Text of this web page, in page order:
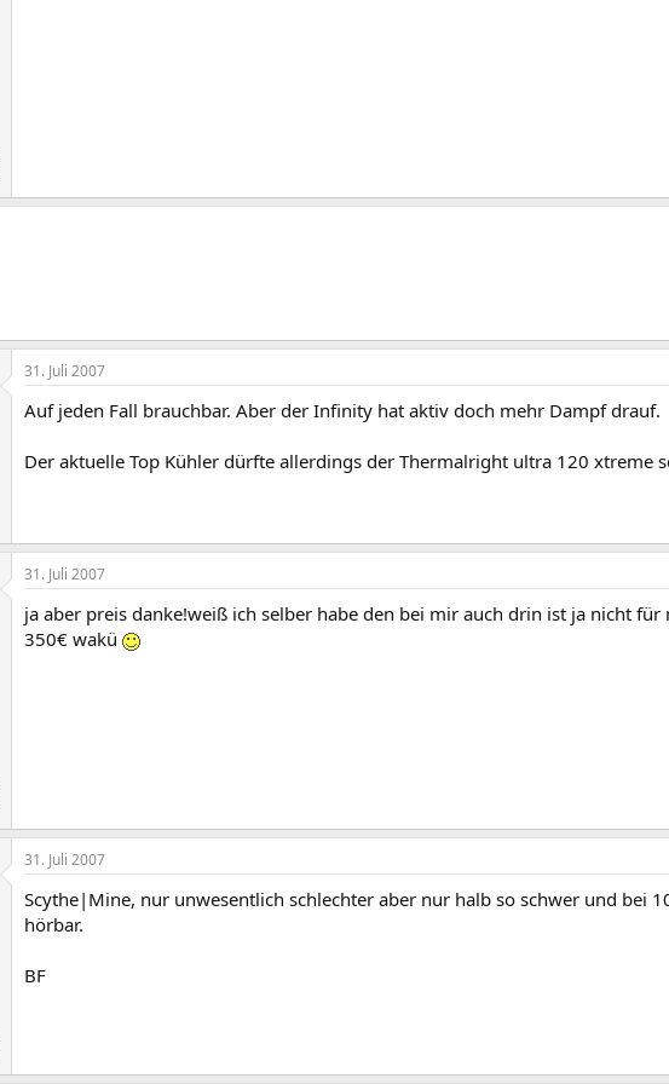
31. Juli 2007
Auf jeden Fall brauchbar. Aber der Infinity hat aktiv doch mehr Dampf drauf.
Der aktuelle Top Kühler dürfte allerdings der Thermalright ultra 120 xtreme
31. Juli 2007
ja aber preis danke!weiß ich selber habe den bei mir auch drin ist ja nicht
350€ wakü
31. Juli 2007
Scythe|Mine, nur unwesentlich schlechter aber nur halb so schwer und bei
hörbar.
BF